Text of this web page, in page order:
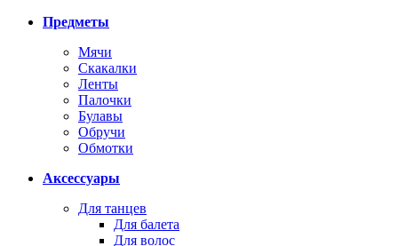
Предметы
Мячи
Скакалки
Ленты
Палочки
Булавы
Обручи
Обмотки
Аксессуары
Для танцев
Для балета
Для волос